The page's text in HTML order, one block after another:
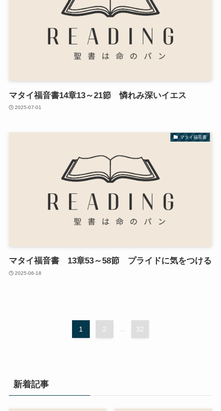
マタイ福音書14章13～21節 憐れみ深いイエス
2025-07-01
マタイ福音書
マタイ福音書 13章53～58節 プライドに気をつける
2025-06-18
1 2 ... 32
新着記事